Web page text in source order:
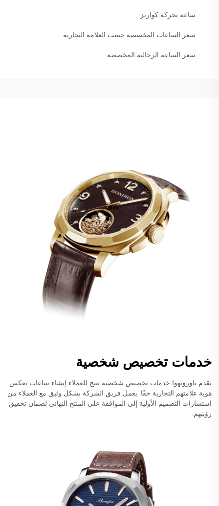
ساعة بحركة كوارتز
سعر الساعات المخصصة حسب العلامة التجارية
سعر الساعة الرجالية المخصصة
خدمات تخصيص شخصية
تقدم باورويهوا خدمات تخصيص شخصية تتيح للعملاء إنشاء ساعات تعكس
هوية علامتهم التجارية حقًا. يعمل فريق الشركة بشكل وثيق مع العملاء من
استشارات التصميم الأولية إلى الموافقة على المنتج النهائي لضمان تحقيق
رؤيتهم.